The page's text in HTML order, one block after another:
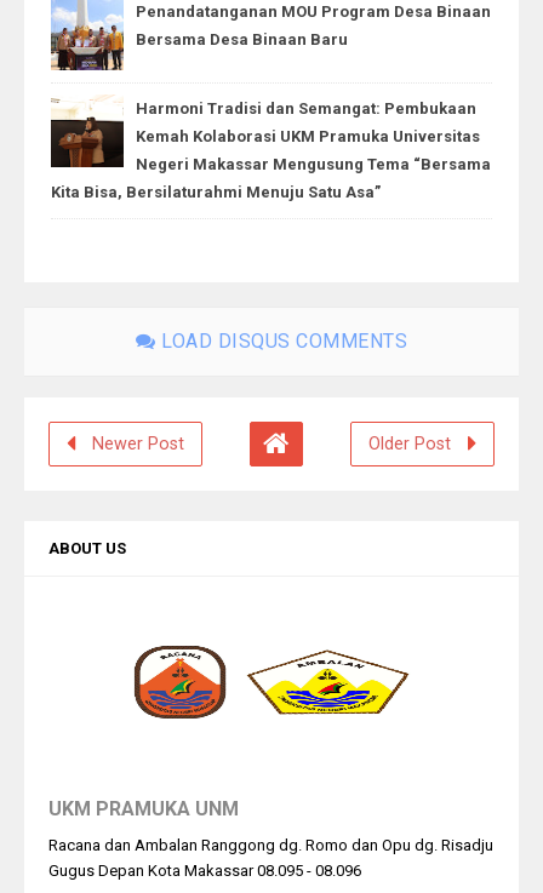
Penandatanganan MOU Program Desa Binaan
Bersama Desa Binaan Baru
Harmoni Tradisi dan Semangat: Pembukaan
Kemah Kolaborasi UKM Pramuka Universitas
Negeri Makassar Mengusung Tema “Bersama
Kita Bisa, Bersilaturahmi Menuju Satu Asa”
LOAD DISQUS COMMENTS
Newer Post Older Post
ABOUT US
UKM PRAMUKA UNM
Racana dan Ambalan Ranggong dg. Romo dan Opu dg. Risadju
Gugus Depan Kota Makassar 08.095 - 08.096